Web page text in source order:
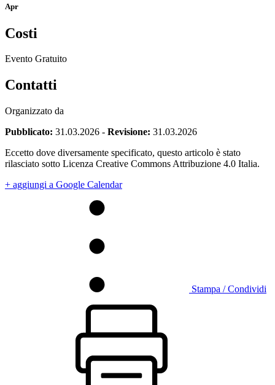
Apr
Costi
Evento Gratuito
Contatti
Organizzato da
Pubblicato: 31.03.2026 - Revisione: 31.03.2026
Eccetto dove diversamente specificato, questo articolo è stato
rilasciato sotto Licenza Creative Commons Attribuzione 4.0 Italia.
+ aggiungi a Google Calendar
Stampa / Condividi